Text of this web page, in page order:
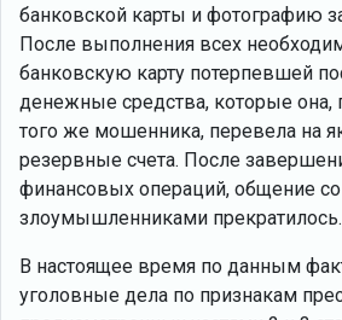
банковской карты и фотографию
После выполнения всех
банковскую карту потерпевшей
денежные средства, которые она,
того же мошенника, перевела на
резервные счета. После
финансовых операций, общение со
злоумышленниками прекратилось.
В настоящее время по данным
уголовные дела по признакам